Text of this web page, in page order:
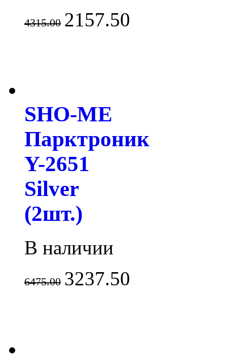
4315.00 2157.50
SHO-ME
Парктроник
Y-2651
Silver
(2шт.)
В наличии
6475.00 3237.50